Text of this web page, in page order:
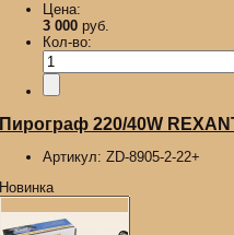
Цена:
3 000 руб.
Кол-во:
Пирограф 220/40W
Артикул: ZD-8905-2-22+
Новинка